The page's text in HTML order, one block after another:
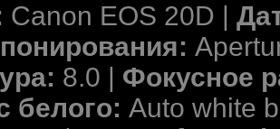
Canon EOS 20D |
8.0 | Фокусное
белого: Auto white